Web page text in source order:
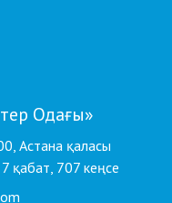
Одағы»
Астана қаласы
қабат, 707 кеңсе